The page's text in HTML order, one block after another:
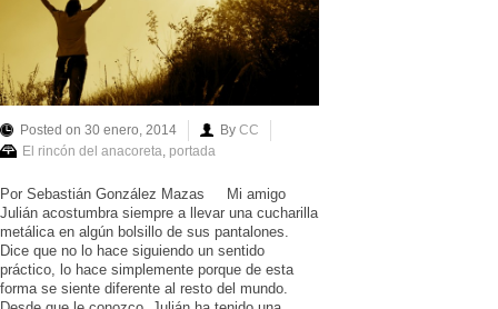
Posted on 30 enero, 2014 By CC
El rincón del anacoreta, portada
Por Sebastián González Mazas Mi amigo
Julián acostumbra siempre a llevar una cucharilla
metálica en algún bolsillo de sus pantalones.
Dice que no lo hace siguiendo un sentido
práctico, lo hace simplemente porque de esta
forma se siente diferente al resto del mundo.